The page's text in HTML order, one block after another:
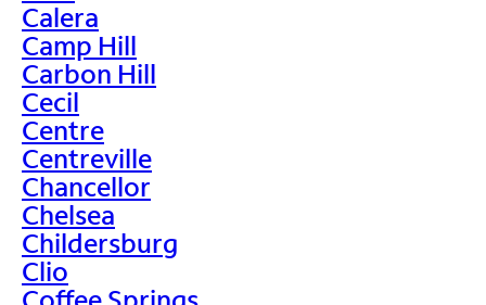
Calera
Camp Hill
Carbon Hill
Cecil
Centre
Centreville
Chancellor
Chelsea
Childersburg
Clio